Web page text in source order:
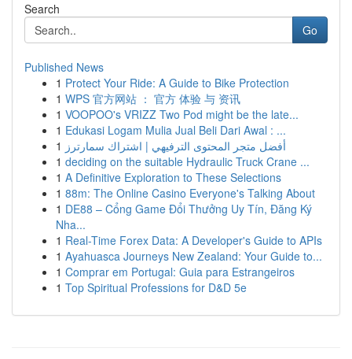
Search
Go
Published News
1 Protect Your Ride: A Guide to Bike Protection
1 WPS 官方网站 ： 官方 体验 与 资讯
1 VOOPOO's VRIZZ Two Pod might be the late...
1 Edukasi Logam Mulia Jual Beli Dari Awal : ...
1 أفضل متجر المحتوى الترفيهي | اشتراك سمارترز
1 deciding on the suitable Hydraulic Truck Crane ...
1 A Definitive Exploration to These Selections
1 88m: The Online Casino Everyone's Talking About
1 DE88 – Cổng Game Đổi Thưởng Uy Tín, Đăng Ký
Nha...
1 Real-Time Forex Data: A Developer's Guide to APIs
1 Ayahuasca Journeys New Zealand: Your Guide to...
1 Comprar em Portugal: Guia para Estrangeiros
1 Top Spiritual Professions for D&D 5e